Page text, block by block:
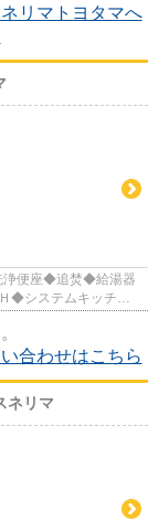
リマトヨタマへ
便座◆追焚◆給湯器
◆システムキッチン
合わせはこちら
ネリマ